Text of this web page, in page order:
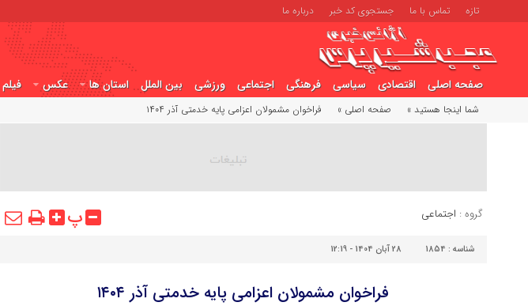
تازه تماس با ما جستجوی کد خبر درباره ما
صفحه اصلی اقتصادی سیاسی فرهنگی اجتماعی ورزشی بین الملل استان ها عکس فیلم
شما اینجا هستید » صفحه اصلی » فراخوان مشمولان اعزامی پایه خدمتی آذر ۱۴۰۴
گروه : اجتماعی پ
شناسه : 1854 28 آبان 1404 - 12:19
فراخوان مشمولان اعزامی پایه خدمتی آذر ۱۴۰۴